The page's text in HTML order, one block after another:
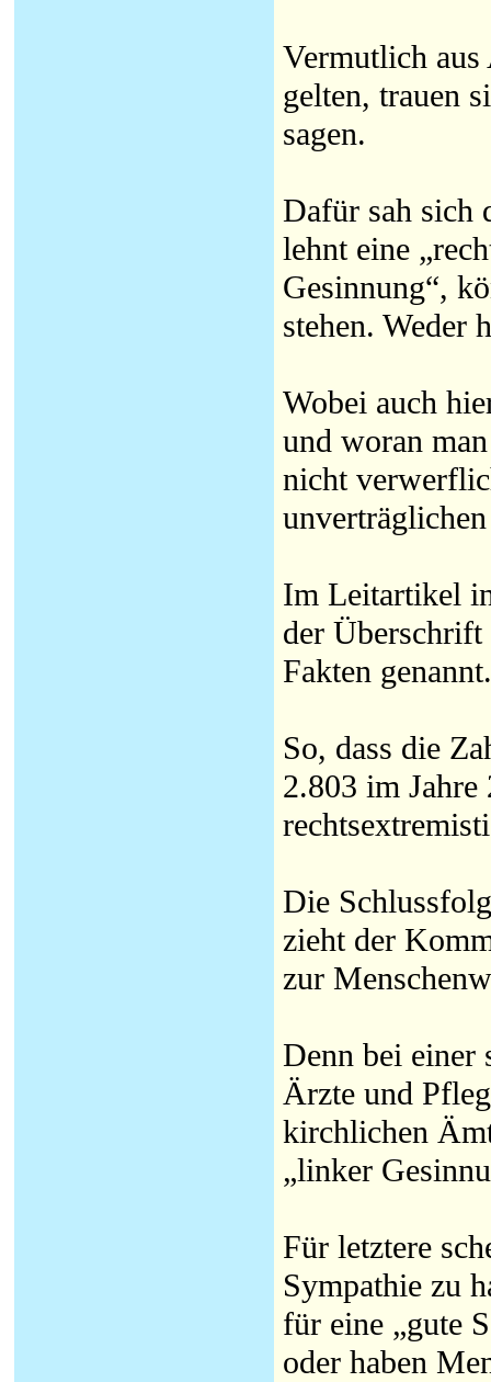
Vermutlich
gelten, trauen
sagen.
Dafür sah sich
lehnt eine
Gesinnung“,
stehen. Weder
Wobei auch
und woran
nicht
Im Leitartikel
der Überschrift
Fakten genannt.
So, dass die
2.803 im
Die
zieht der
zur
Denn bei einer
Ärzte und
kirchlichen
„linker
Für letztere
Sympathie zu
für eine „gute
oder haben